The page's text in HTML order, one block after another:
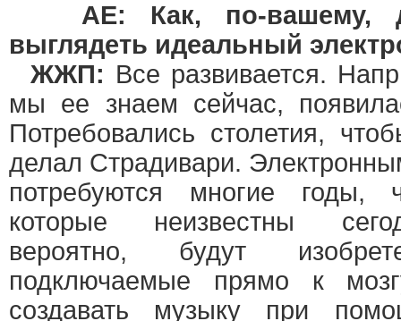
AE: Как, по-вашему,
выглядеть идеальный
ЖЖП: Все развивается.
мы ее знаем сейчас,
Потребовались столетия,
делал Страдивари.
потребуются многие годы,
которые неизвестны
вероятно, будут
подключаемые прямо к
создавать музыку при